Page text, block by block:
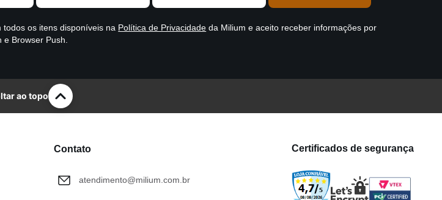
todos os itens disponíveis na Política de Privacidade da Milium e aceito receber informações por
e Browser Push.
ao topo
Contato
atendimento@milium.com.br
Certificados de segurança